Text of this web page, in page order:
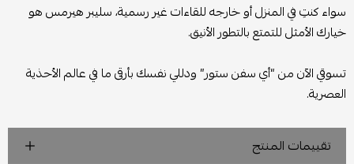
سواء كنتِ في المنزل أو خارجه للقاءات غير رسمية، سليبر هيرمس هو
خيارك الأمثل للتمتع بالتطور الأنيق.
تسوقي الآن من “أي سفن ستور” ودللي نفسك بأرقى ما في عالم الأحذية
العصرية.
تقييمات المنتج